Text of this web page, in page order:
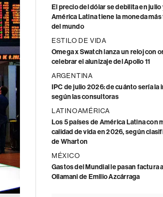
El precio del dólar se debilita en julio
América Latina tiene la moneda
del mundo
ESTILO DE VIDA
Omega x Swatch lanza un reloj con
celebrar el alunizaje del Apollo 11
ARGENTINA
IPC de julio 2026: de cuánto sería la
según las consultoras
LATINOAMÉRICA
Los 5 países de América Latina con
calidad de vida en 2026, según
de Wharton
MÉXICO
Gastos del Mundial le pasan factura a
Ollamani de Emilio Azcárraga